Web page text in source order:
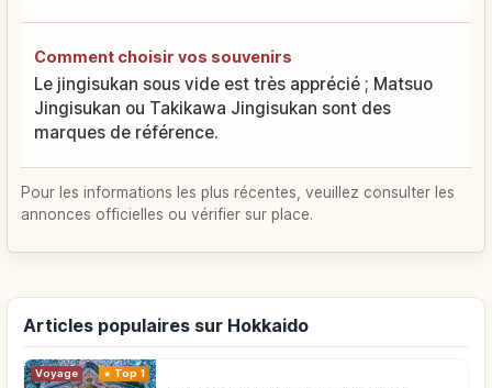
Comment choisir vos souvenirs
Le jingisukan sous vide est très apprécié ; Matsuo
Jingisukan ou Takikawa Jingisukan sont des
marques de référence.
Pour les informations les plus récentes, veuillez consulter les
annonces officielles ou vérifier sur place.
Articles populaires sur Hokkaido
Voyage Top 1